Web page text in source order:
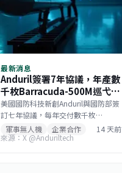
最新消息
Anduril簽署7年協議，年產數
千枚Barracuda-500M巡弋飛
彈
美國國防科技新創Anduril與國防部簽
訂七年協議，每年交付數千枚
Barracuda-500M模組化空射巡弋飛
彈。該彈種採貨盤與掛架雙模發射，
軍事無人機 企業合作
14 天前
來源：X @Anduriltech